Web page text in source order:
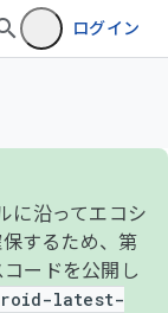
ログイン
に沿ってエコシ
するため、第
ードを公開し
latest-